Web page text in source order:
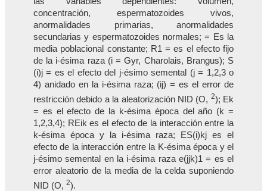
concentración, espermatozoides vivos,
anormalidades primarias, anormalidades
secundarias y espermatozoides normales; = Es la
media poblacional constante; R1 = es el efecto fijo
de la i-ésima raza (i = Gyr, Charolais, Brangus); S
(i)j = es el efecto del j-ésimo semental (j = 1,2,3 o
4) anidado en la i-ésima raza; (ij) = es el error de
restricción debido a la aleatorización NID (O, 2); Ek
= es el efecto de la k-ésima época del año (k =
1,2,3,4); REik es el efecto de la interacción entre la
k-ésima época y la i-ésima raza; ES(i)kj es el
efecto de la interacción entre la K-ésima época y el
j-ésimo semental en la i-ésima raza e(jjk)1 = es el
error aleatorio de la media de la celda suponiendo
NID (O, 2).